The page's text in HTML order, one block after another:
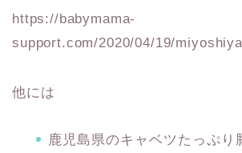
https://babymama-
support.com/2020/04/19/
他には
鹿児島県のキャベツたっぷり